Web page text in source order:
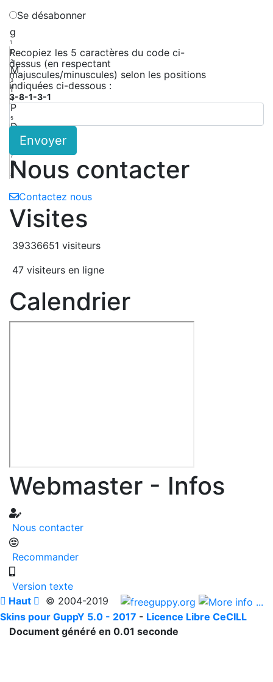
Se désabonner
g
1
r
2
M
3
f
4
P
5
D
7
P
8
Recopiez les 5 caractères du code ci-
dessus (en respectant
majuscules/minuscules) selon les positions
indiquées ci-dessous :
3-8-1-3-1
Envoyer
Nous contacter
Contactez nous
Visites
39336651 visiteurs
47 visiteurs en ligne
Calendrier
Webmaster - Infos
Nous contacter
Recommander
Version texte
 Haut  © 2004-2019
Skins pour GuppY 5.0 - 2017 - Licence Libre CeCILL
Document généré en 0.01 seconde